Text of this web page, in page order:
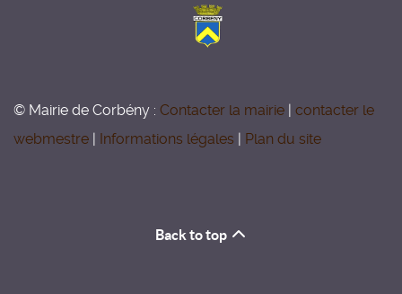
© Mairie de Corbény : Contacter la mairie | contacter le
webmestre | Informations légales | Plan du site
Back to top